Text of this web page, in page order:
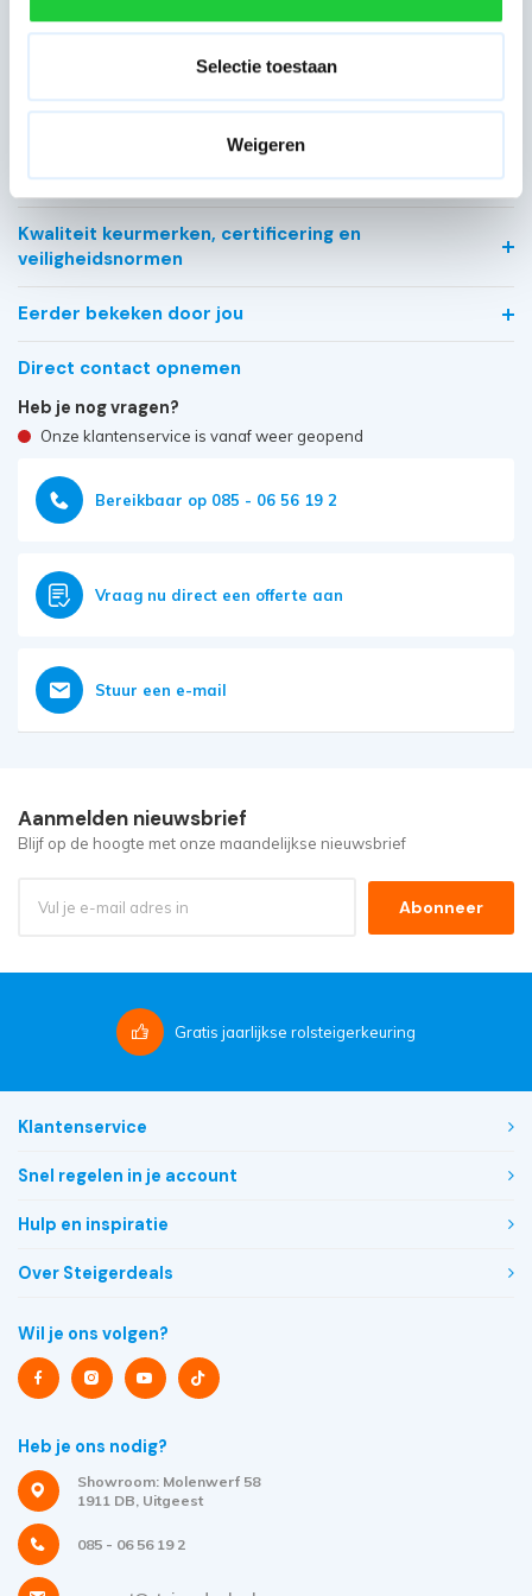
Selectie toestaan
Weigeren
Type gebruik Professioneel
Meest behulpzame reviews
Kwaliteit keurmerken, certificering en
veiligheidsnormen
Eerder bekeken door jou
Direct contact opnemen
Heb je nog vragen?
Onze klantenservice is vanaf weer geopend
Bereikbaar op 085 - 06 56 19 2
Vraag nu direct een offerte aan
Stuur een e-mail
Aanmelden nieuwsbrief
Blijf op de hoogte met onze maandelijkse nieuwsbrief
Abonneer
Gratis jaarlijkse rolsteigerkeuring
Klantenservice
Snel regelen in je account
Hulp en inspiratie
Over Steigerdeals
Wil je ons volgen?
Heb je ons nodig?
Showroom: Molenwerf 58
1911 DB, Uitgeest
085 - 06 56 19 2